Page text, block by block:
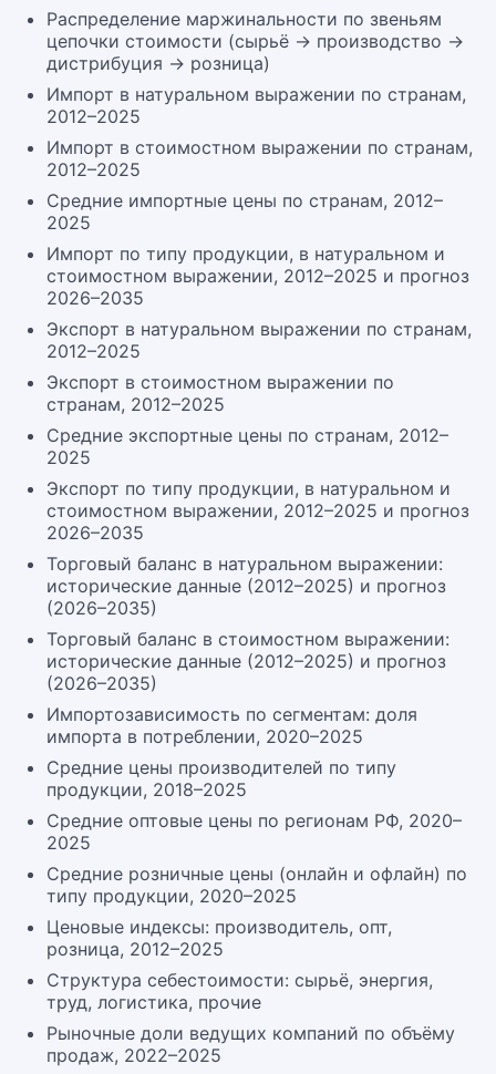
Распределение маржинальности по звеньям
цепочки стоимости (сырьё → производство →
дистрибуция → розница)
Импорт в натуральном выражении по странам,
2012–2025
Импорт в стоимостном выражении по странам,
2012–2025
Средние импортные цены по странам, 2012–
2025
Импорт по типу продукции, в натуральном и
стоимостном выражении, 2012–2025 и прогноз
2026–2035
Экспорт в натуральном выражении по странам,
2012–2025
Экспорт в стоимостном выражении по
странам, 2012–2025
Средние экспортные цены по странам, 2012–
2025
Экспорт по типу продукции, в натуральном и
стоимостном выражении, 2012–2025 и прогноз
2026–2035
Торговый баланс в натуральном выражении:
исторические данные (2012–2025) и прогноз
(2026–2035)
Торговый баланс в стоимостном выражении:
исторические данные (2012–2025) и прогноз
(2026–2035)
Импортозависимость по сегментам: доля
импорта в потреблении, 2020–2025
Средние цены производителей по типу
продукции, 2018–2025
Средние оптовые цены по регионам РФ, 2020–
2025
Средние розничные цены (онлайн и офлайн) по
типу продукции, 2020–2025
Ценовые индексы: производитель, опт,
розница, 2012–2025
Структура себестоимости: сырьё, энергия,
труд, логистика, прочие
Рыночные доли ведущих компаний по объёму
продаж, 2022–2025